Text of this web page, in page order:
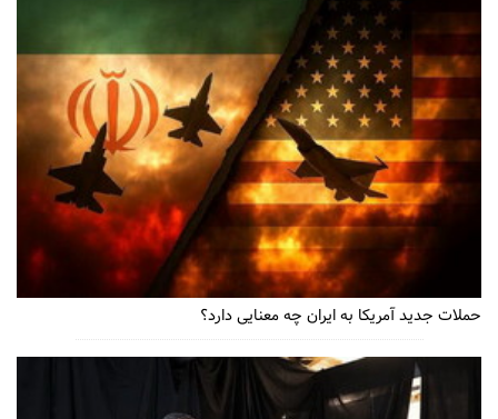
حملات جدید آمریکا به ایران چه معنایی دارد؟